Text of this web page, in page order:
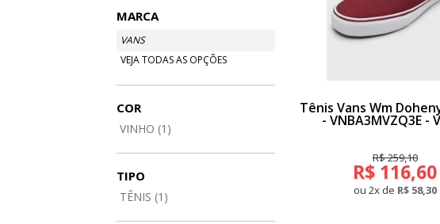
MARCA
VANS
VEJA TODAS AS OPÇÕES
COR
VINHO (1)
TIPO
TÊNIS (1)
Tênis Vans Wm
- VNBA3MVZQ3E -
R$ 259,10
R$ 116,60
ou 2x de R$ 58,30